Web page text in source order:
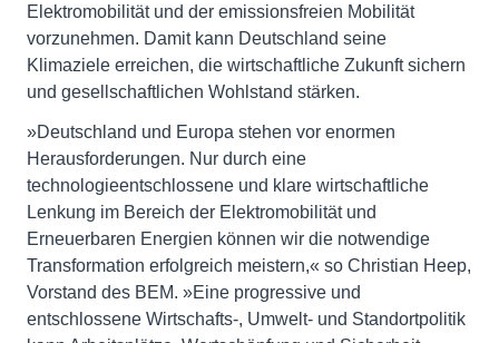
Elektromobilität und der emissionsfreien Mobilität
vorzunehmen. Damit kann Deutschland seine
Klimaziele erreichen, die wirtschaftliche Zukunft sichern
und gesellschaftlichen Wohlstand stärken.
»Deutschland und Europa stehen vor enormen
Herausforderungen. Nur durch eine
technologieentschlossene und klare wirtschaftliche
Lenkung im Bereich der Elektromobilität und
Erneuerbaren Energien können wir die notwendige
Transformation erfolgreich meistern,« so Christian Heep,
Vorstand des BEM. »Eine progressive und
entschlossene Wirtschafts-, Umwelt- und Standortpolitik